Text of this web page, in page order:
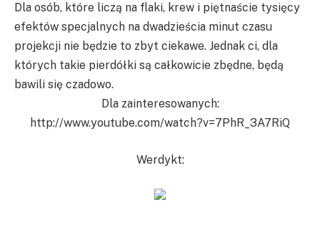
Dla osób, które liczą na flaki, krew i piętnaście tysięcy
efektów specjalnych na dwadzieścia minut czasu
projekcji nie będzie to zbyt ciekawe. Jednak ci, dla
których takie pierdółki są całkowicie zbędne, będą
bawili się czadowo.
Dla zainteresowanych:
http://www.youtube.com/watch?v=7PhR_3A7RiQ
Werdykt: